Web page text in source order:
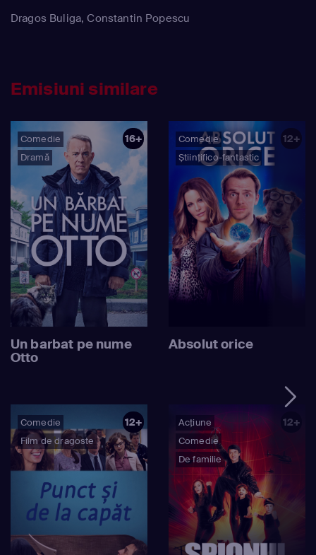
Dragos Buliga, Constantin Popescu
Emisiuni similare
Comedie
Dramă
16+
Un barbat pe nume
Otto
Comedie
Științifico-fantastic
12+
Absolut orice
Comedie
Film de dragoste
12+
Acțiune
Comedie
De familie
12+